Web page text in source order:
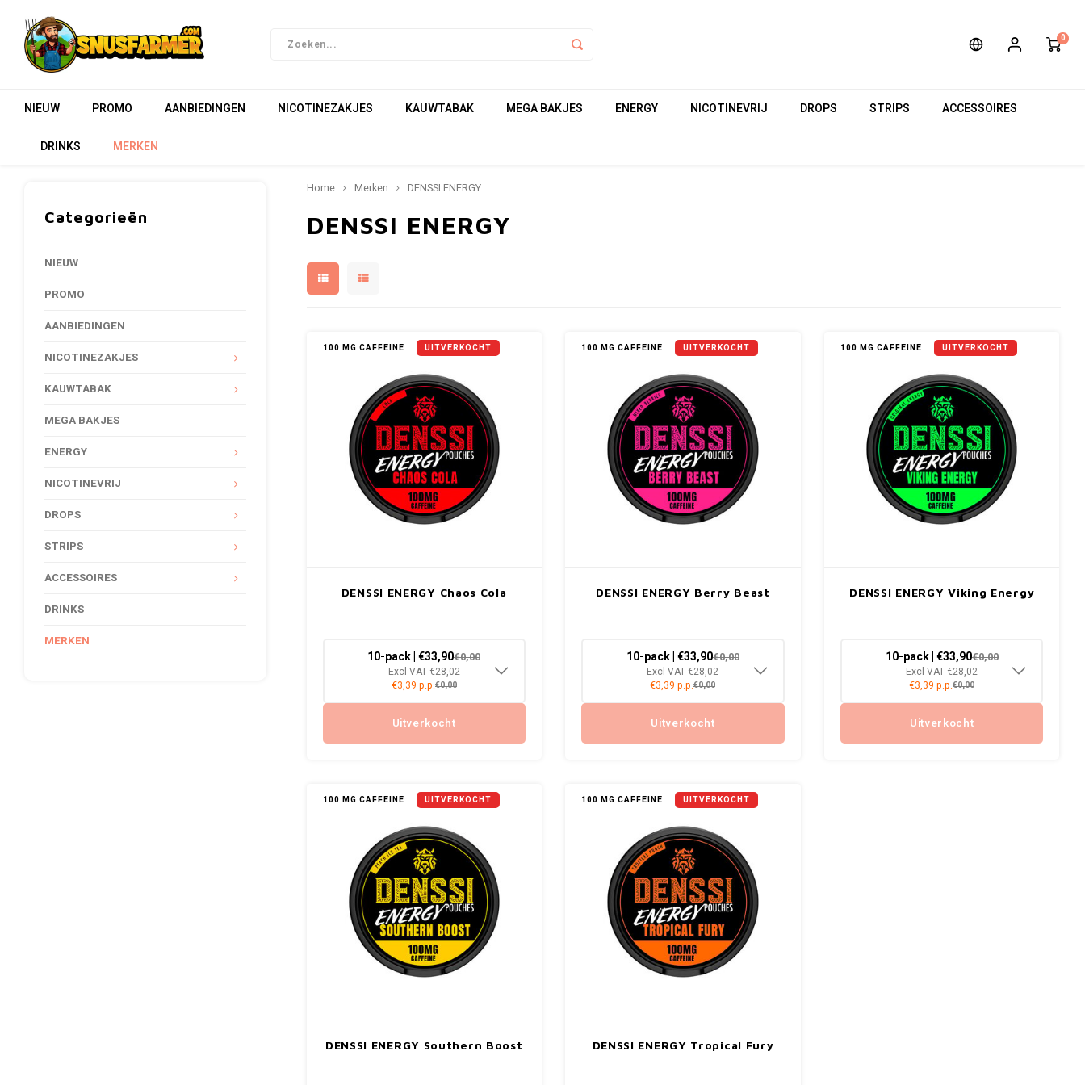
0
NIEUW PROMO AANBIEDINGEN NICOTINEZAKJES KAUWTABAK MEGA BAKJES ENERGY NICOTINEVRIJ DROPS STRIPS ACCESSOIRES
DRINKS MERKEN
Categorieën
NIEUW
PROMO
AANBIEDINGEN
NICOTINEZAKJES
KAUWTABAK
MEGA BAKJES
ENERGY
NICOTINEVRIJ
DROPS
STRIPS
ACCESSOIRES
DRINKS
MERKEN
Home Merken DENSSI ENERGY
DENSSI ENERGY
100 MG CAFFEINE UITVERKOCHT
DENSSI ENERGY Chaos Cola
10-pack | €33,90€0,00
Excl VAT €28,02
€3,39 p.p.€0,00
Uitverkocht
100 MG CAFFEINE UITVERKOCHT
DENSSI ENERGY Berry Beast
10-pack | €33,90€0,00
Excl VAT €28,02
€3,39 p.p.€0,00
Uitverkocht
100 MG CAFFEINE UITVERKOCHT
DENSSI ENERGY Viking Energy
10-pack | €33,90€0,00
Excl VAT €28,02
€3,39 p.p.€0,00
Uitverkocht
100 MG CAFFEINE UITVERKOCHT
DENSSI ENERGY Southern Boost
100 MG CAFFEINE UITVERKOCHT
DENSSI ENERGY Tropical Fury